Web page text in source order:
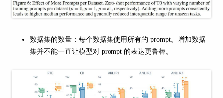
数据集的数量：每个数据集使用所有的 prompt。增加数据
集并不能一直让模型对 prompt 的表达更鲁棒。